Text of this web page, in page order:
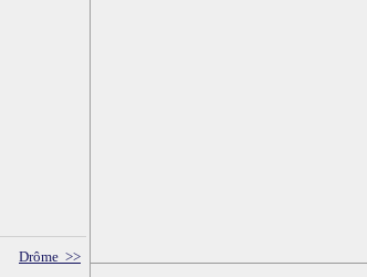
Drôme >>